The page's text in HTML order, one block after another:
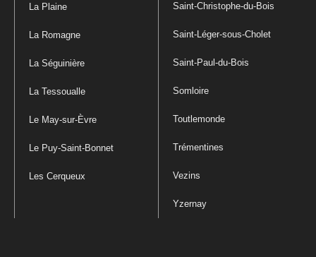
La Plaine
La Romagne
La Séguinière
La Tessoualle
Le May-sur-Èvre
Le Puy-Saint-Bonnet
Les Cerqueux
Saint-Christophe-du-Bois
Saint-Léger-sous-Cholet
Saint-Paul-du-Bois
Somloire
Toutlemonde
Trémentines
Vezins
Yzernay